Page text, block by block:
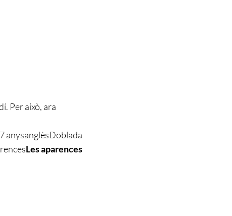
Per això, ara
Doblada
anglès
anys
Les aparences